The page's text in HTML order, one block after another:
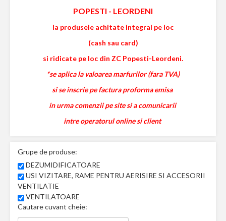
POPESTI - LEORDENI
la produsele achitate integral pe loc
(cash sau card)
si ridicate pe loc din ZC Popesti-Leordeni.
*se aplica la valoarea marfurilor (fara TVA)
si se inscrie pe factura proforma emisa
in urma comenzii pe site si a comunicarii
intre operatorul online si client
Grupe de produse:
DEZUMIDIFICATOARE
USI VIZITARE, RAME PENTRU AERISIRE SI ACCESORII
VENTILATIE
VENTILATOARE
Cautare cuvant cheie: